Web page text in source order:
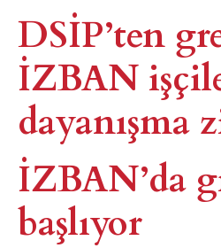
DSİP’ten
İZBAN
dayanışma
İZBAN’da
başlıyor​